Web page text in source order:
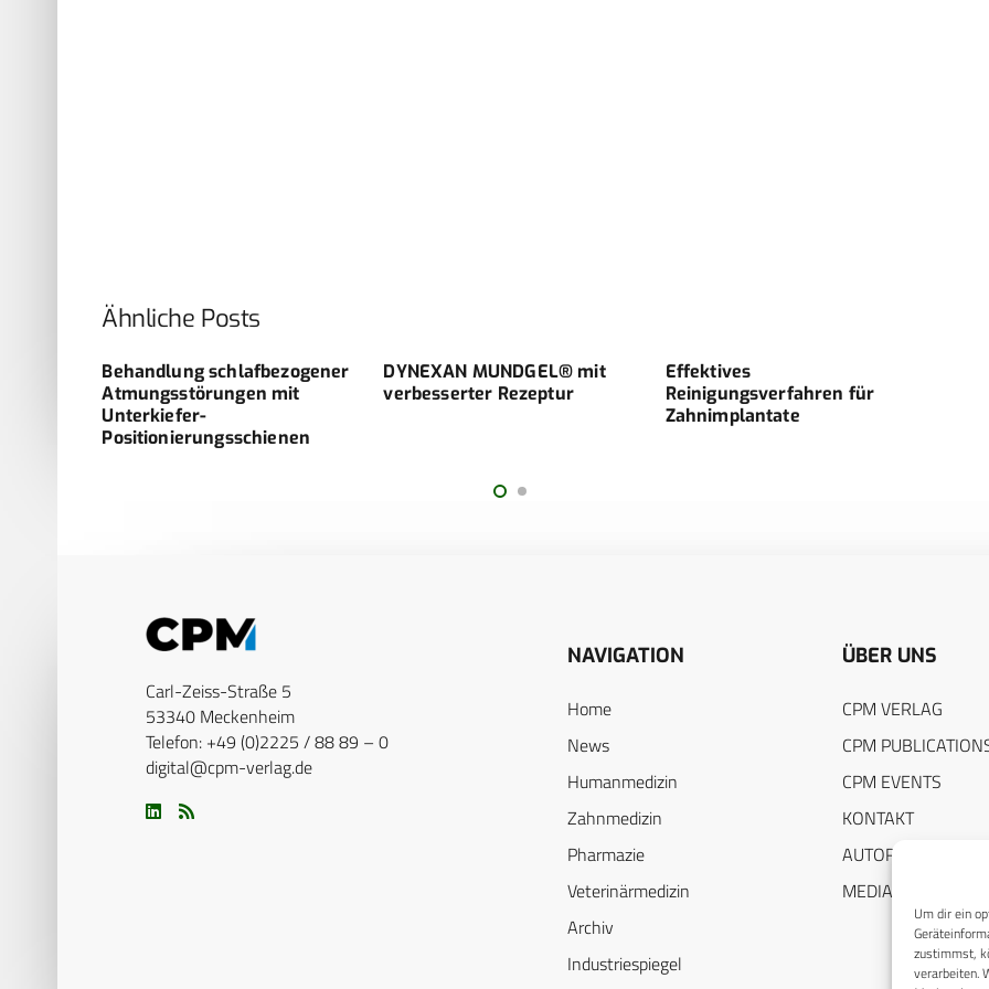
Um dir ein
zustimmst,
verarbeiten.
Ähnliche Posts
Behandlung schlafbezogener
Atmungsstörungen mit
Unterkiefer-
Positionierungsschienen
DYNEXAN MUNDGEL® mit
verbesserter Rezeptur
Effektives
Reinigungsverfahren für
Zahnimplantate
Carl-Zeiss-Straße 5
53340 Meckenheim
Telefon: +49 (0)2225 / 88 89 – 0
digital@cpm-verlag.de
NAVIGATION
Home
News
Humanmedizin
Zahnmedizin
Pharmazie
Veterinärmedizin
Archiv
Industriespiegel
ÜBER UNS
CPM VERLAG
CPM
CPM EVENTS
KONTAKT
AUTORENHINWEISE
MEDIADATEN